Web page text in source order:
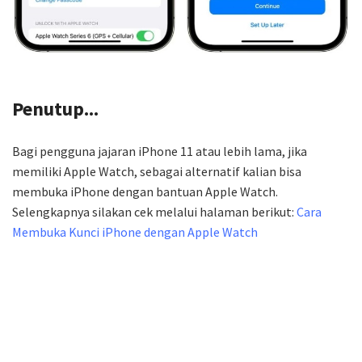
Penutup...
Bagi pengguna jajaran iPhone 11 atau lebih lama, jika
memiliki Apple Watch, sebagai alternatif kalian bisa
membuka iPhone dengan bantuan Apple Watch.
Selengkapnya silakan cek melalui halaman berikut: Cara
Membuka Kunci iPhone dengan Apple Watch